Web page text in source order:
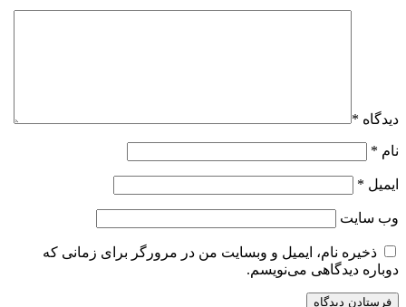
دیدگاه *
نام *
ایمیل *
وب‌ سایت
ذخیره نام، ایمیل و وبسایت من در مرورگر برای زمانی که
دوباره دیدگاهی می‌نویسم.